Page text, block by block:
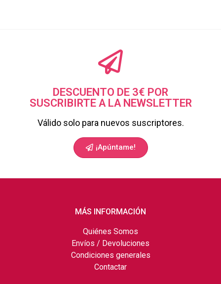
DESCUENTO DE 3€ POR
SUSCRIBIRTE A LA NEWSLETTER
Válido solo para nuevos suscriptores.
¡Apúntame!
MÁS INFORMACIÓN
Quiénes Somos
Envíos / Devoluciones
Condiciones generales
Contactar